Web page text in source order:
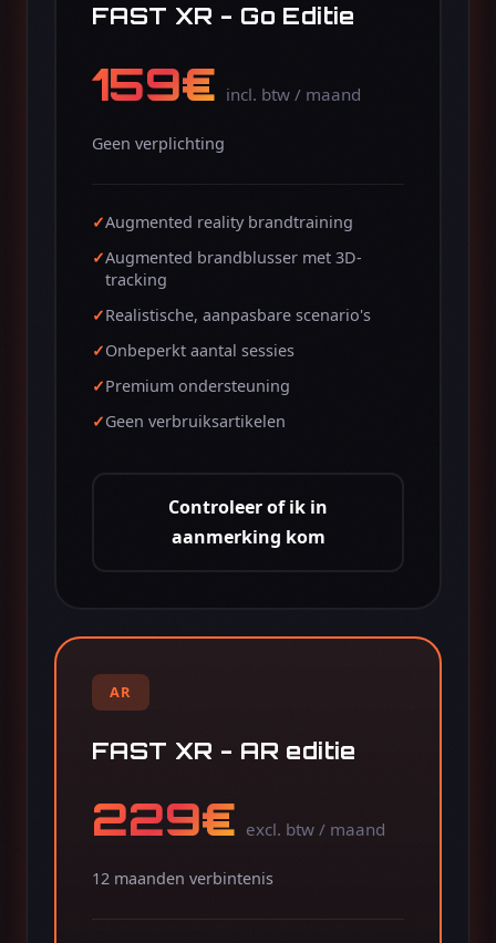
FAST XR - Go Editie
159€ incl. btw / maand
Geen verplichting
Augmented reality brandtraining
Augmented brandblusser met 3D-
tracking
Realistische, aanpasbare scenario's
Onbeperkt aantal sessies
Premium ondersteuning
Geen verbruiksartikelen
Controleer of ik in
aanmerking kom
AR
FAST XR - AR editie
229€ excl. btw / maand
12 maanden verbintenis